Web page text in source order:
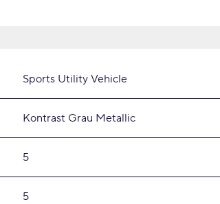
Sports Utility Vehicle
Kontrast Grau Metallic
5
5